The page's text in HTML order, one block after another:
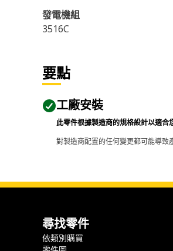
發電機組
3516C
要點
工廠安裝
此零件根據製造商的規格設計以適合
對製造商配置的任何變更都可能導致
尋找零件
依類別購買